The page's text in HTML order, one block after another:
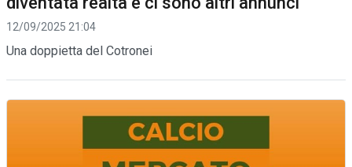
12/09/2025 21:04
Una doppietta del Cotronei